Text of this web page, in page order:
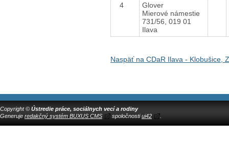
4
Glover
Mierové námestie
731/56, 019 01
Ilava
Naspäť na CDaR Ilava - Klobušice,
Copyright © Ústredie práce, sociálnych vecí a rodiny
Generuje redakčný systém BUXUS CMS spoločnostiui42